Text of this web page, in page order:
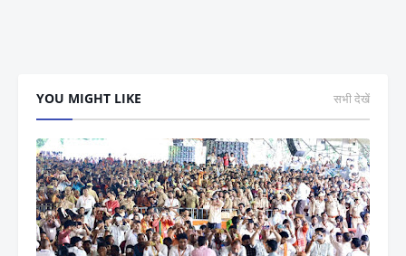
YOU MIGHT LIKE सभी देखें